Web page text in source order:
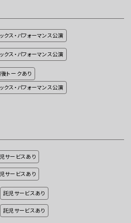
クス・パフォーマンス公演
クス・パフォーマンス公演
トークあり
クス・パフォーマンス公演
サービスあり
サービスあり
託児サービスあり
託児サービスあり